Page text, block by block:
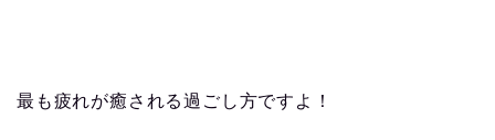
最も疲れが癒される過ごし方ですよ！